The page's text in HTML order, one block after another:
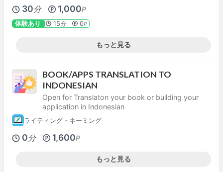
30分 1,000P
体験あり 15分 0P
もっと見る
BOOK/APPS TRANSLATION TO
INDONESIAN
Open for Translaton your book or building your
application in Indonesian
ライティング・ネーミング
0分 1,600P
もっと見る